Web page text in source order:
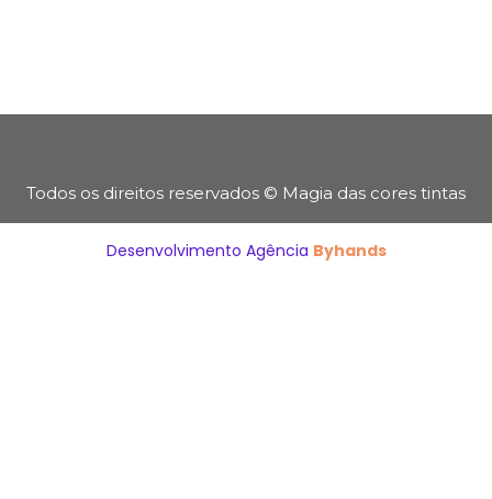
Todos os direitos reservados © Magia das cores tintas
Desenvolvimento Agência Byhands